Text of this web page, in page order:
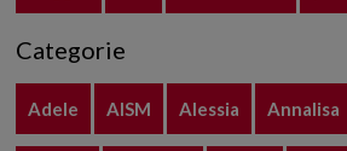
Categorie
Adele AISM Alessia Annalisa